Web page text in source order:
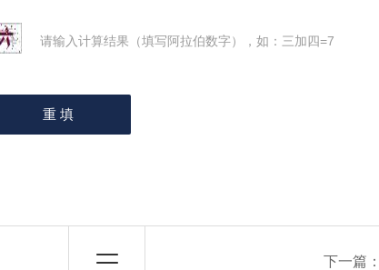
请输入计算结果（填写阿拉伯数字），如：三加四=7
下一篇：